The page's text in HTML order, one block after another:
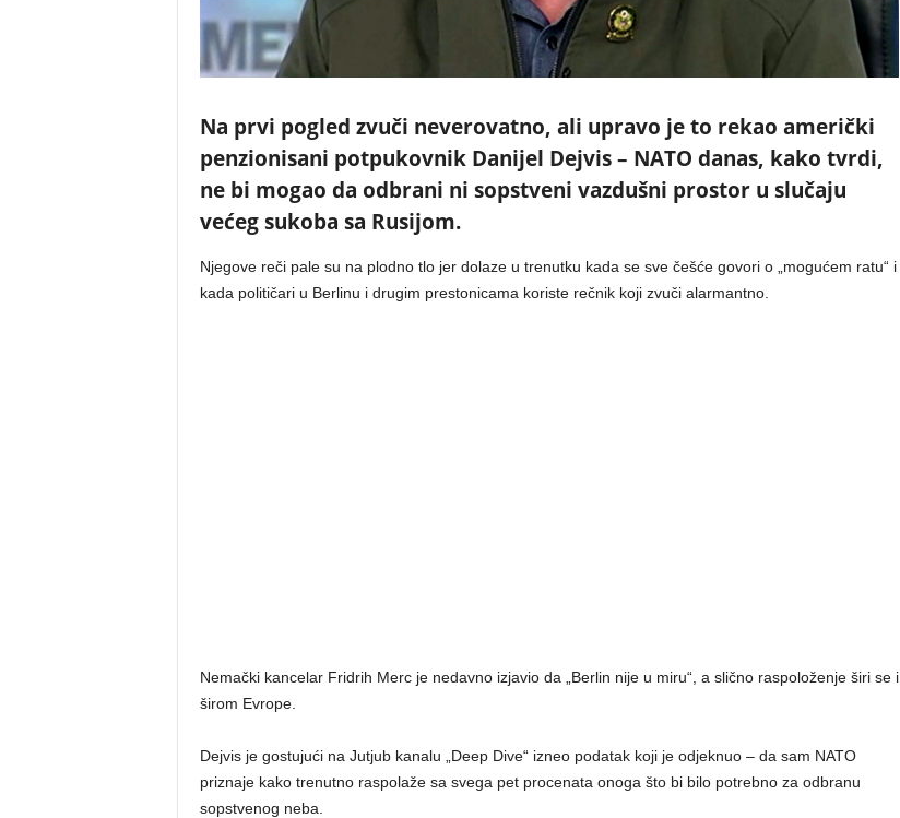
Na prvi pogled zvuči neverovatno, ali upravo je to rekao američki
penzionisani potpukovnik Danijel Dejvis – NATO danas, kako tvrdi,
ne bi mogao da odbrani ni sopstveni vazdušni prostor u slučaju
većeg sukoba sa Rusijom.
Njegove reči pale su na plodno tlo jer dolaze u trenutku kada se sve češće govori o „mogućem ratu“ i
kada političari u Berlinu i drugim prestonicama koriste rečnik koji zvuči alarmantno.
Nemački kancelar Fridrih Merc je nedavno izjavio da „Berlin nije u miru“, a slično raspoloženje širi se i
širom Evrope.
Dejvis je gostujući na Jutjub kanalu „Deep Dive“ izneo podatak koji je odjeknuo – da sam NATO
priznaje kako trenutno raspolaže sa svega pet procenata onoga što bi bilo potrebno za odbranu
sopstvenog neba.